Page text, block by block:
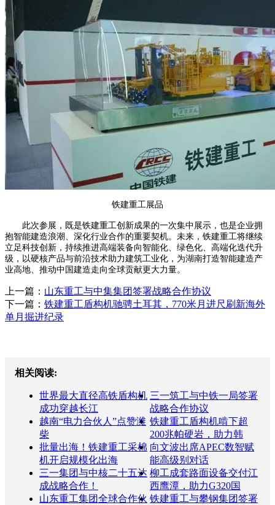
铁建重工展品
此次参展，既是铁建重工创新成果的一次集中展示，也是企业拥
抱智能建造浪潮、深化行业合作的重要契机。未来，铁建重工将继续
立足科技创新，持续推进高端装备向智能化、绿色化、高端化迭代升
级，以硬核产品与前沿技术助力建筑工业化，为湖南打造智能建造产
业高地、推动中国建造走向全球贡献更大力量。
上一篇： 山东重工与中集集团签署战略合作协议
下一篇： 铁建重工盾构机驰骋土耳其，770米月进尺刷新海外
单月掘进纪录
相关阅读:
世界最大直径高铁盾构机
成功穿越长江
三一筑工与中铁一局签署
战略合作协议
越南“电力合伙人”点赞潍
柴
铁建重工盾构机啃下超
200兆帕硬岩，助力韩
批量出海！铁建重工采棉
机开启规模化出海
向文波出席APEC数智赋
能高级别对话
三一集团与中核二十五达
成战略合作！
柳工成套路面设备交付江
西鹰潭，助力G320国
山东重工集团全球合作伙 铁建重工与攀钢集团签署